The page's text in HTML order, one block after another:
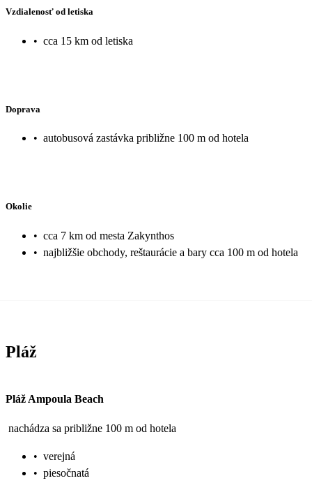
Vzdialenosť od letiska
• cca 15 km od letiska
Doprava
• autobusová zastávka približne 100 m od hotela
Okolie
• cca 7 km od mesta Zakynthos
• najbližšie obchody, reštaurácie a bary cca 100 m od hotela
Pláž
Pláž Ampoula Beach
nachádza sa približne 100 m od hotela
• verejná
• piesočnatá